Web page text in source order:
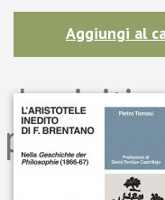
Aggiungi al
Iscriviti
per
sulle